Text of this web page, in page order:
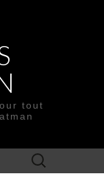
tout
Rechercher :